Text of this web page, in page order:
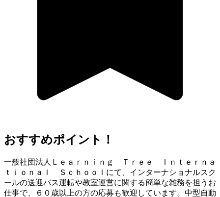
おすすめポイント！
一般社団法人Ｌｅａｒｎｉｎｇ Ｔｒｅｅ Ｉｎｔｅｒｎａ
ｔｉｏｎａｌ Ｓｃｈｏｏｌにて、インターナショナルスク
ールの送迎バス運転や教室運営に関する簡単な雑務を担うお
仕事で、６０歳以上の方の応募も歓迎しています。中型自動